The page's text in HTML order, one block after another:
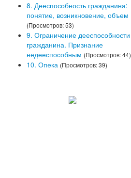
8. Дееспособность гражданина:
понятие, возникновение, объем
(Просмотров: 53)
9. Ограничение дееспособности
гражданина. Признание
недееспособным (Просмотров: 44)
10. Опека (Просмотров: 39)